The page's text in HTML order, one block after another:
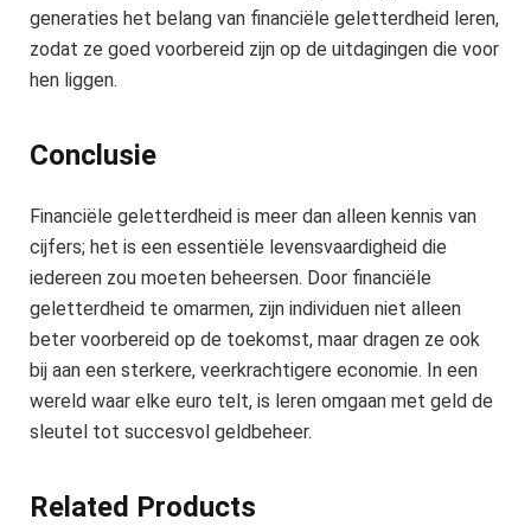
generaties het belang van financiële geletterdheid leren,
zodat ze goed voorbereid zijn op de uitdagingen die voor
hen liggen.
Conclusie
Financiële geletterdheid is meer dan alleen kennis van
cijfers; het is een essentiële levensvaardigheid die
iedereen zou moeten beheersen. Door financiële
geletterdheid te omarmen, zijn individuen niet alleen
beter voorbereid op de toekomst, maar dragen ze ook
bij aan een sterkere, veerkrachtigere economie. In een
wereld waar elke euro telt, is leren omgaan met geld de
sleutel tot succesvol geldbeheer.
Related Products